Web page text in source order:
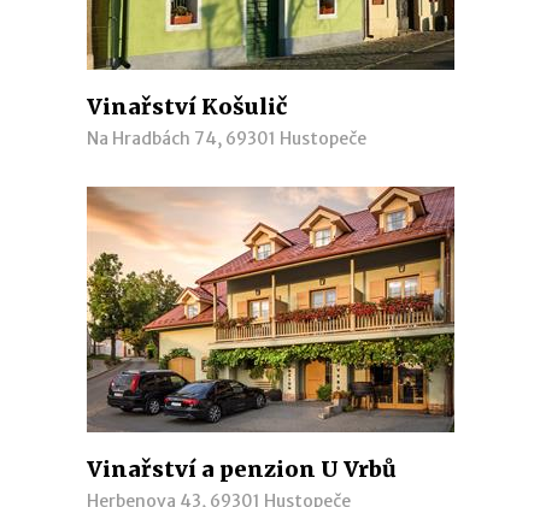
Vinařství Košulič
Na Hradbách 74, 69301 Hustopeče
Vinařství a penzion U Vrbů
Herbenova 43, 69301 Hustopeče